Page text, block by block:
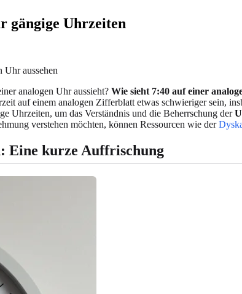
gängige Uhrzeiten
Uhr aussehen
analogen Uhr aussieht? Wie sieht 7:40 auf einer
auf einem analogen Zifferblatt etwas schwieriger sein,
Uhrzeiten, um das Verständnis und die Beherrschung der
verstehen möchten, können Ressourcen wie der
Eine kurze Auffrischung